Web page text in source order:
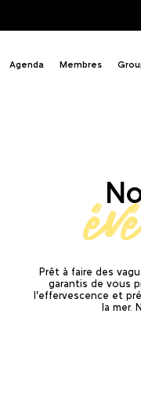
Agenda Membres
Prêt à faire des
garantis de vous
l'effervescence et
la mer.